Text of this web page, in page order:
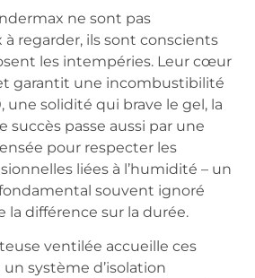
ne sont pas
regarder, ils sont conscients
les intempéries. Leur cœur
garantit une incombustibilité
une solidité qui brave le gel, la
succès passe aussi par une
pour respecter les
liées à l’humidité – un
souvent ignoré
la différence sur la durée.
ventilée accueille ces
système d’isolation